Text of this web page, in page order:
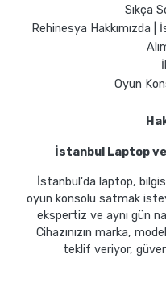
Sıkça
Rehinesya Hakkımızda
Oyun
İstanbul Laptop
İstanbul'da laptop,
oyun konsolu satmak
ekspertiz ve aynı gün
Cihazınızın marka,
teklif veriyor,